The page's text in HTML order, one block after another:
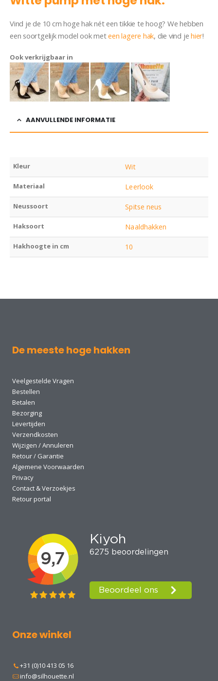
Vind je de 10 cm hoge hak nét een tikkie te hoog? We hebben
een soortgelijk model ook meteen lagere hak, die vind jehier!
Ook verkrijgbaar in
AANVULLENDE INFORMATIE
Kleur Wit
Materiaal Leerlook
Neussoort Spitse neus
Haksoort Naaldhakken
Hakhoogte in cm 10
De meeste hoge hakken
Veelgestelde Vragen
Bestellen
Betalen
Bezorging
Levertijden
Verzendkosten
Wijzigen / Annuleren
Retour / Garantie
Algemene Voorwaarden
Privacy
Contact & Verzoekjes
Retour portal
Onze winkel
+31 (0)10 413 05 16
info@silhouette.nl